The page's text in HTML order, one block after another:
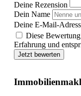
Deine Rezension
Dein Name
Deine E-Mail-
Diese
Erfahrung und
Jetzt bewerten